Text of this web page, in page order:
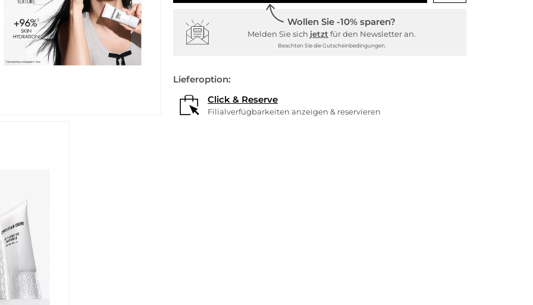
Wollen Sie -10% sparen?
Melden Sie sich jetzt für den Newsletter an.
Beachten Sie die Gutscheinbedingungen.
Lieferoption:
Click & Reserve
Filialverfügbarkeiten anzeigen & reservieren